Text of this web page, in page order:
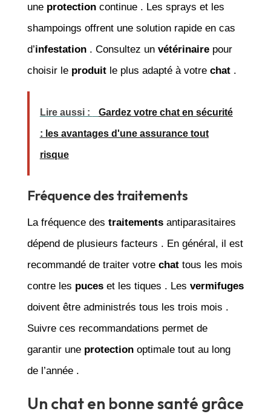
une protectioncontinue . Les sprays et les
shampoings offrent une solution rapide en cas
d’infestation. Consultez un vétérinairepour
choisir le produitle plus adapté à votre chat.
Lire aussi : Gardez votre chat en sécurité
: les avantages d'une assurance tout
risque
Fréquence des traitements
La fréquence des traitementsantiparasitaires
dépend de plusieurs facteurs . En général, il est
recommandé de traiter votre chattous les mois
contre les puceset les tiques . Les vermifuges
doivent être administrés tous les trois mois .
Suivre ces recommandations permet de
garantir une protectionoptimale tout au long
de l’année .
Un chat en bonne santé grâce